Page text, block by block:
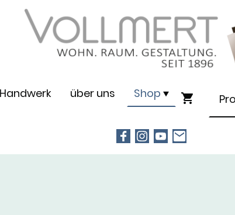
Handwerk über uns Shop